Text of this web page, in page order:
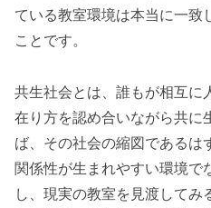
ている教室環境は本当に一致
ことです。
共生社会とは、誰もが相互に
在り方を認め合いながら共に
ば、その社会の縮図であるは
関係性が生まれやすい環境で
し、現実の教室を見渡してみ